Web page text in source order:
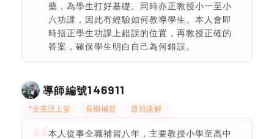
藥，為學生打好基礎。同時亦正教授小一至小
六功課，因此有經驗如何教導學生。本人會即
時指正學生功課上錯誤的位置，再教授正確的
答案，確保學生明白自己為何錯誤。
導師編號146911
*全英語上堂 長期補習 題目講解
本人從事全職補習八年，主要教授小學至高中